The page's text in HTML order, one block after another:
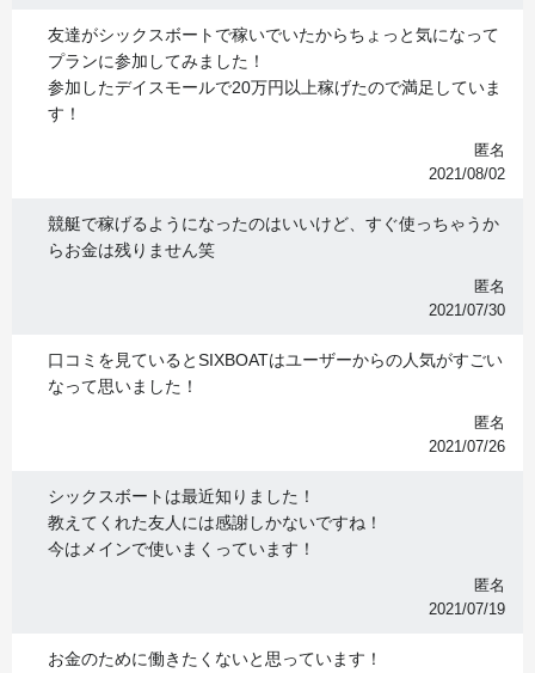
友達がシックスボートで稼いでいたからちょっと気になって
プランに参加してみました！
参加したデイスモールで20万円以上稼げたので満足していま
す！
匿名
2021/08/02
競艇で稼げるようになったのはいいけど、すぐ使っちゃうか
らお金は残りません笑
匿名
2021/07/30
口コミを見ているとSIXBOATはユーザーからの人気がすごい
なって思いました！
匿名
2021/07/26
シックスボートは最近知りました！
教えてくれた友人には感謝しかないですね！
今はメインで使いまくっています！
匿名
2021/07/19
お金のために働きたくないと思っています！